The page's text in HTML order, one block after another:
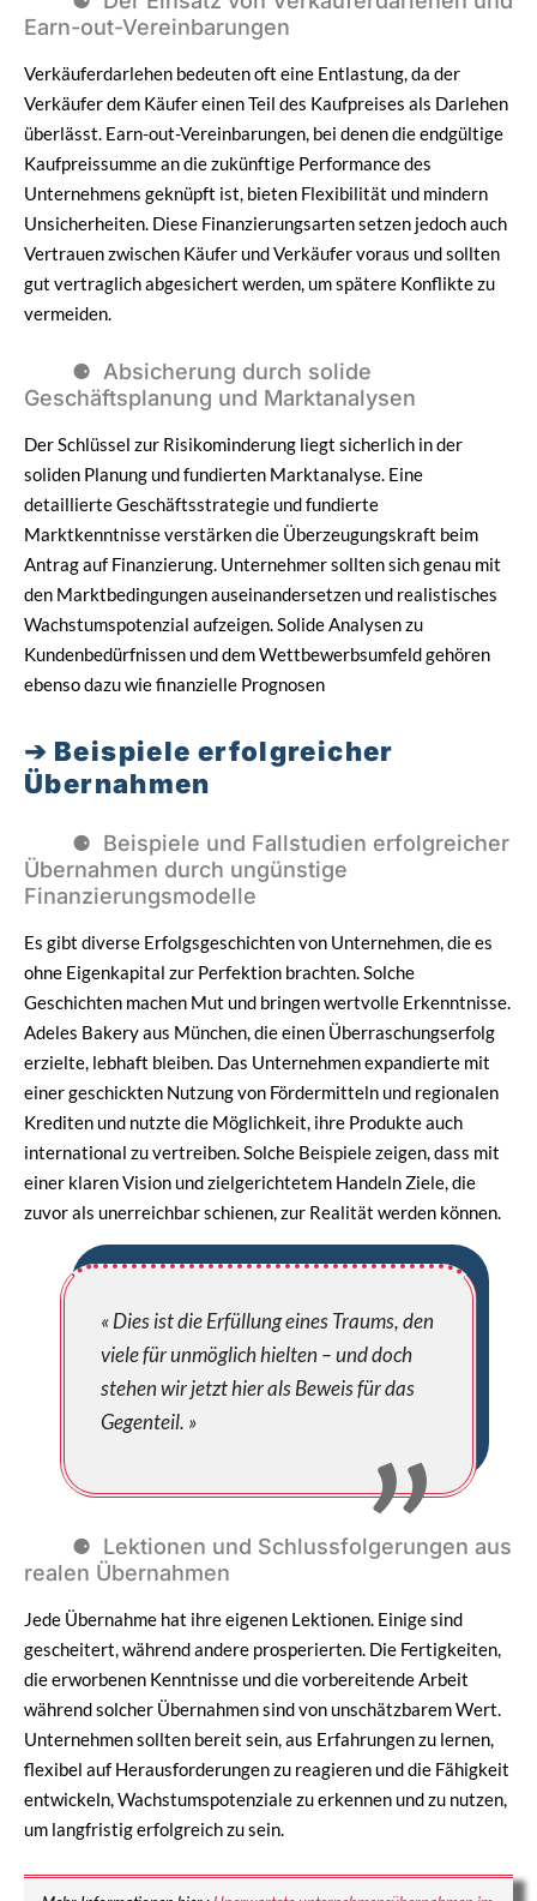
Earn-out-Vereinbarungen
Verkäuferdarlehen bedeuten oft eine Entlastung, da der
Verkäufer dem Käufer einen Teil des Kaufpreises als Darlehen
überlässt. Earn-out-Vereinbarungen, bei denen die endgültige
Kaufpreissumme an die zukünftige Performance des
Unternehmens geknüpft ist, bieten Flexibilität und mindern
Unsicherheiten. Diese Finanzierungsarten setzen jedoch auch
Vertrauen zwischen Käufer und Verkäufer voraus und sollten
gut vertraglich abgesichert werden, um spätere Konflikte zu
vermeiden.
Absicherung durch solide
Geschäftsplanung und Marktanalysen
Der Schlüssel zur Risikominderung liegt sicherlich in der
soliden Planung und fundierten Marktanalyse. Eine
detaillierte Geschäftsstrategie und fundierte
Marktkenntnisse verstärken die Überzeugungskraft beim
Antrag auf Finanzierung. Unternehmer sollten sich genau mit
den Marktbedingungen auseinandersetzen und realistisches
Wachstumspotenzial aufzeigen. Solide Analysen zu
Kundenbedürfnissen und dem Wettbewerbsumfeld gehören
ebenso dazu wie finanzielle Prognosen
Beispiele erfolgreicher
Übernahmen
Beispiele und Fallstudien erfolgreicher
Übernahmen durch ungünstige
Finanzierungsmodelle
Es gibt diverse Erfolgsgeschichten von Unternehmen, die es
ohne Eigenkapital zur Perfektion brachten. Solche
Geschichten machen Mut und bringen wertvolle Erkenntnisse.
Adeles Bakery aus München, die einen Überraschungserfolg
erzielte, lebhaft bleiben. Das Unternehmen expandierte mit
einer geschickten Nutzung von Fördermitteln und regionalen
Krediten und nutzte die Möglichkeit, ihre Produkte auch
international zu vertreiben. Solche Beispiele zeigen, dass mit
einer klaren Vision und zielgerichtetem Handeln Ziele, die
zuvor als unerreichbar schienen, zur Realität werden können.
« Dies ist die Erfüllung eines Traums, den
viele für unmöglich hielten – und doch
stehen wir jetzt hier als Beweis für das
Gegenteil. »
Lektionen und Schlussfolgerungen aus
realen Übernahmen
Jede Übernahme hat ihre eigenen Lektionen. Einige sind
gescheitert, während andere prosperierten. Die Fertigkeiten,
die erworbenen Kenntnisse und die vorbereitende Arbeit
während solcher Übernahmen sind von unschätzbarem Wert.
Unternehmen sollten bereit sein, aus Erfahrungen zu lernen,
flexibel auf Herausforderungen zu reagieren und die Fähigkeit
entwickeln, Wachstumspotenziale zu erkennen und zu nutzen,
um langfristig erfolgreich zu sein.